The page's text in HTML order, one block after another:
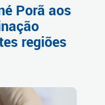
Porã aos
regiões